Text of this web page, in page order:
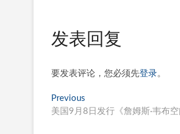
发表回复
要发表评论，您必须先登录。
文
章
Previous
post:
美国9月8日发行《詹姆斯·韦布